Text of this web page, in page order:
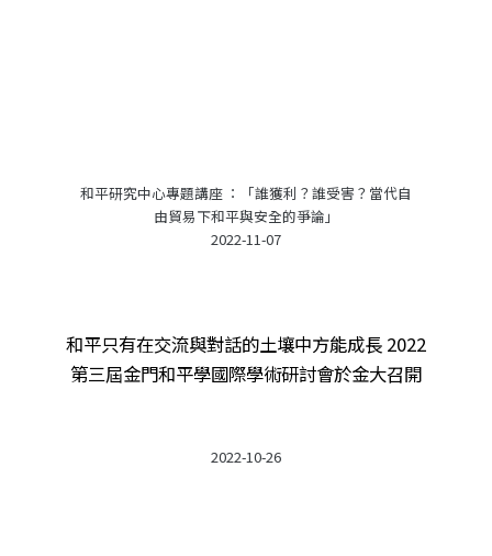
和平研究中心專題講座 ：「誰獲利？誰受害？當代自
由貿易下和平與安全的爭論」
2022-11-07
和平只有在交流與對話的土壤中方能成長 2022
第三屆金門和平學國際學術研討會於金大召開
2022-10-26